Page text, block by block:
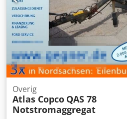
Overig
Atlas Copco QAS 78
Notstromaggregat